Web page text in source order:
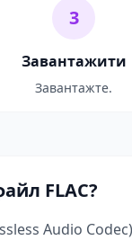
3
Завантажити
Завантажте.
FLAC?
Audio